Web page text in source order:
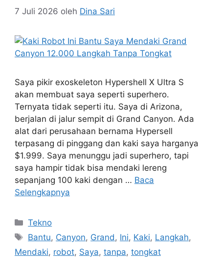
7 Juli 2026 oleh Dina Sari
Saya pikir exoskeleton Hypershell X Ultra S
akan membuat saya seperti superhero.
Ternyata tidak seperti itu. Saya di Arizona,
berjalan di jalur sempit di Grand Canyon. Ada
alat dari perusahaan bernama Hypersell
terpasang di pinggang dan kaki saya harganya
$1.999. Saya menunggu jadi superhero, tapi
saya hampir tidak bisa mendaki lereng
sepanjang 100 kaki dengan … Baca
Selengkapnya
Kategori
Tekno
Tag
Bantu, Canyon, Grand , Ini, Kaki, Langkah,
Mendaki, robot, Saya, tanpa, tongkat